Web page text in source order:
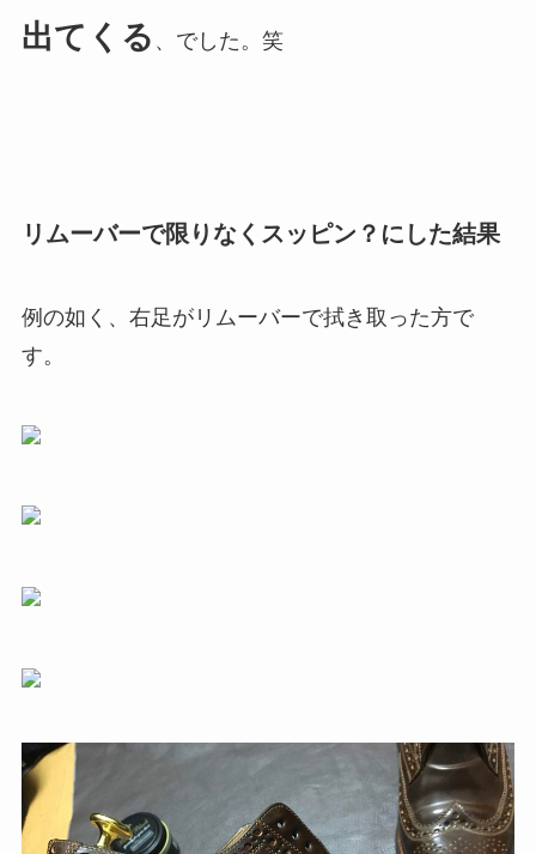
出てくる 、でした。笑
リムーバーで限りなくスッピン？にした結果
例の如く、右足がリムーバーで拭き取った方で
す。